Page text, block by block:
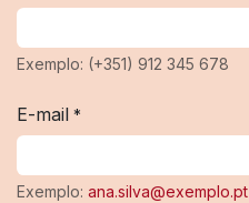
Exemplo: (+351) 912 345 678
E-mail *
Exemplo: ana.silva@exemplo.pt